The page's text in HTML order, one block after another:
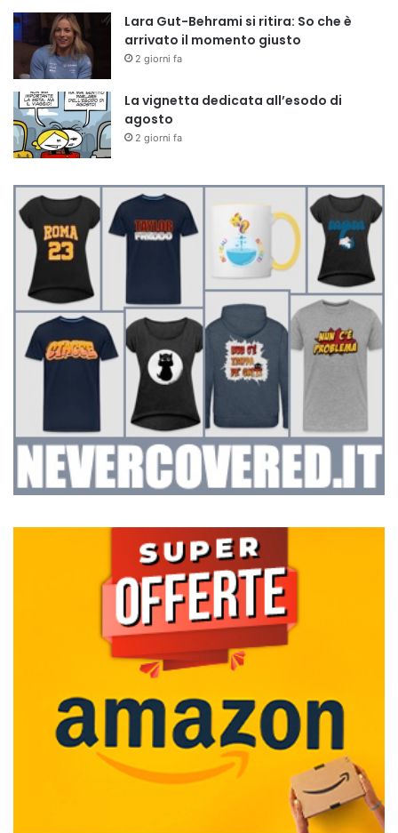
Lara Gut-Behrami si ritira: So che è
arrivato il momento giusto
2 giorni fa
La vignetta dedicata all’esodo di
agosto
2 giorni fa